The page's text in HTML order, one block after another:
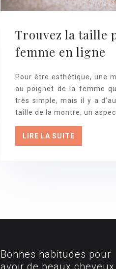
Trouvez la taille
femme en ligne
Pour être esthétique, une
au poignet de la femme
très simple, mais il y a
taille de la montre, un
LIRE LA SUITE
Bonnes habitudes pour